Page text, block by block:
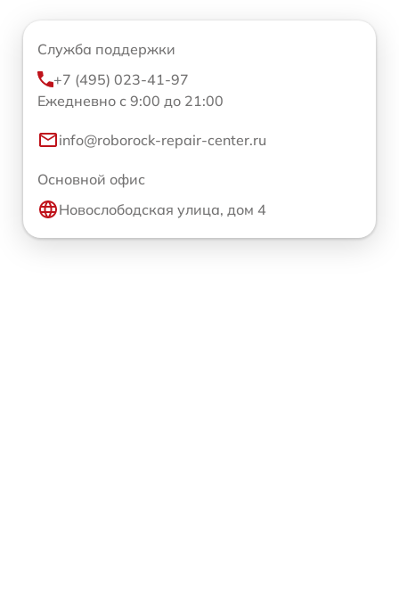
Служба поддержки
+7 (495) 023-41-97
Ежедневно с 9:00 до 21:00
info@roborock-repair-center.ru
Основной офис
Новослободская улица, дом 4